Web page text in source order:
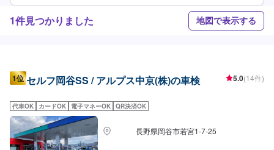
1件見つかりました 地図で表示する
1位 セルフ岡谷SS / アルプス中京(株)の車検 5.0(14件)
代車OK カードOK 電子マネーOK QR決済OK
長野県岡谷市若宮1-7-25